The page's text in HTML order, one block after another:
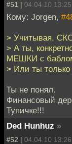
#51 | 04.04.10 13:25
Кому: Jorgen,
> Учитывая,
> А ты,
МЕШКИ с
> Или ты
Ты не понял.
Финансовый
Тупичке!!!
Ded Hunhuz »
#52 | 04.04.10 13:26